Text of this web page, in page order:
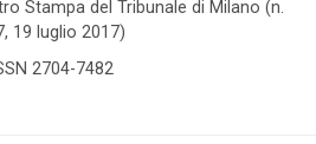
Stampa del Tribunale di Milano (n.
19 luglio 2017)
2704-7482